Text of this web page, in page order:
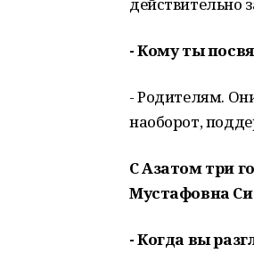
- Кому ты
- Родителям.
наоборот,
С Азатом три
Мустафовна
- Когда вы